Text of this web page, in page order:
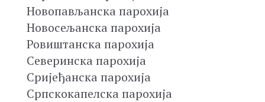
Новопављанска парохија
Новосељанска парохија
Ровиштанска парохија
Северинска парохија
Сријеђанска парохија
Српскокапелска парохија